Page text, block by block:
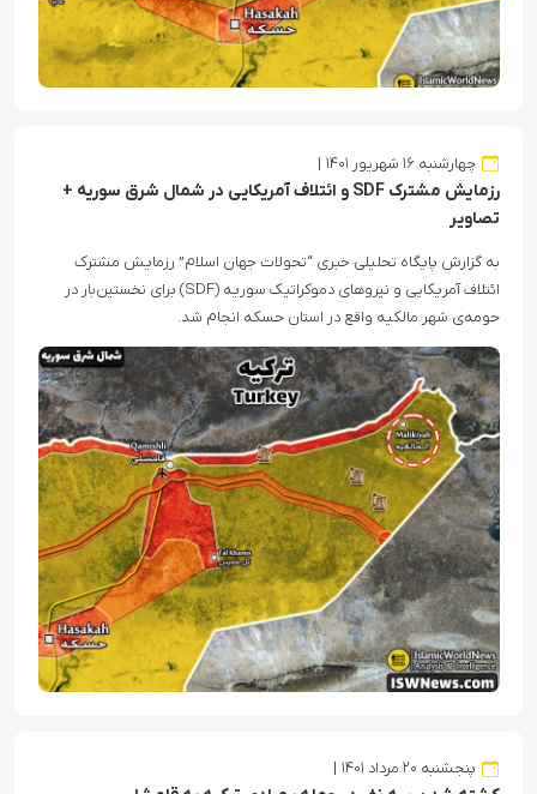
چهارشنبه ۱۶ شهریور ۱۴۰۱
رزمایش مشترک SDF و ائتلاف آمریکایی در شمال شرق سوریه +
تصاویر
به گزارش پایگاه تحلیلی خبری “تحولات جهان اسلام” رزمایش مشترک
ائتلاف آمریکایی و نیروهای دموکراتیک سوریه (SDF) برای نخستین‌بار در
حومه‌ی شهر مالکیه واقع در استان حسکه انجام شد.
پنجشنبه ۲۰ مرداد ۱۴۰۱